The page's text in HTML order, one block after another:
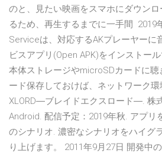
のと、見たい映画をスマホにダウン
るため、再生するまでに一手間 2019
Serviceは、対応するAKプレーヤーに
ビスアプリ(Open APK)をインストー
本体ストレージやmicroSDカードに聴
ード保存しておけば、ネットワーク
XLORD―ブレイドエクスロード―. 株
Android. 配信予定：2019年秋. アプリ
のシナリオ. 濃密なシナリオをハイグ
り上げます。 2011年9月27日 開発中